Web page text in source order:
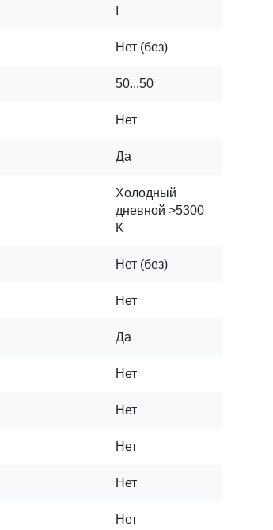
Нет (без)
50...50
Нет
Да
Холодный
дневной >5300
K
Нет (без)
Нет
Да
Нет
Нет
Нет
Нет
Нет